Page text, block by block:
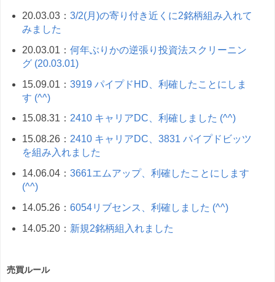
20.03.03： 3/2(月)の寄り付き近くに2銘柄組み入れて
みました
20.03.01： 何年ぶりかの逆張り投資法スクリーニン
グ (20.03.01)
15.09.01： 3919 パイプドHD、利確したことにしま
す (^^)
15.08.31： 2410 キャリアDC、利確しました (^^)
15.08.26： 2410 キャリアDC、3831 パイプドビッツ
を組み入れました
14.06.04： 3661エムアップ、利確したことにします
(^^)
14.05.26： 6054リブセンス、利確しました (^^)
14.05.20： 新規2銘柄組入れました
売買ルール